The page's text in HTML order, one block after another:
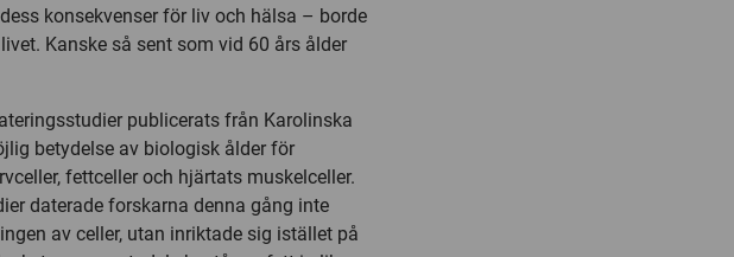
konsekvenser för liv och hälsa – borde
Kanske så sent som vid 60 års ålder
publicerats från Karolinska
betydelse av biologisk ålder för
fettceller och hjärtats muskelceller.
daterade forskarna denna gång inte
av celler, utan inriktade sig istället på